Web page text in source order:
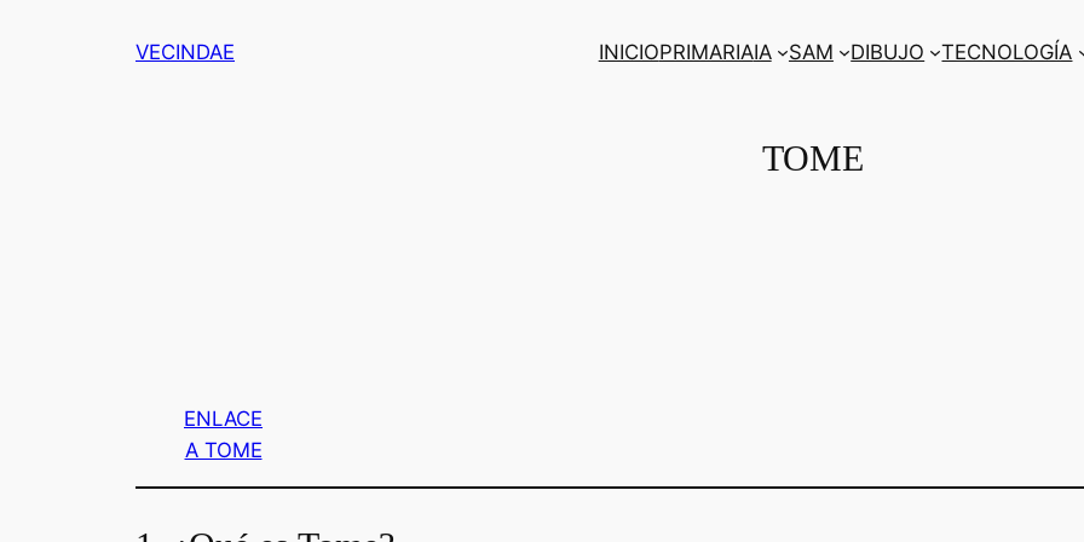
VECINDAE INICIOPRIMARIAIA SAM DIBUJO TECNOLOGÍA
TOME
ENLACE
A TOME